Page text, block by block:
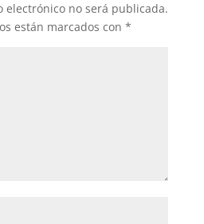
electrónico no será publicada.
están marcados con *